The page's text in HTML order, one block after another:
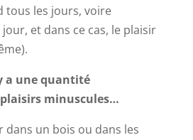
tous les jours, voire
et dans ce cas, le plaisir
a une quantité
minuscules…
dans un bois ou dans les